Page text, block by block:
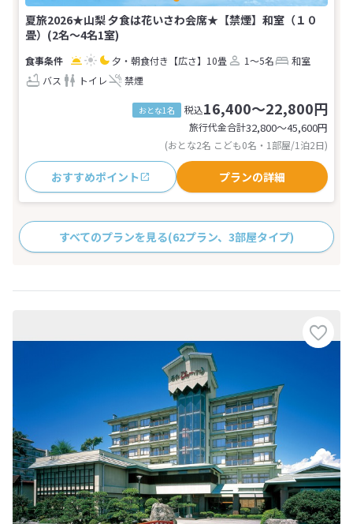
夏旅2026★山梨 夕食は花いさわ会席★【禁煙】和室（１０
畳）(2名～4名1室)
夕・朝食付き 【広さ】10畳 1～5名
和室
バス
トイレ 禁煙
おとな1名 税込16,400～22,800円
旅行代金合計32,800〜45,600円
(おとな2名 こども0名・1部屋/1泊2日)
おすすめポイント プランの詳細
すべてのプランを見る(62プラン、3部屋タイプ)